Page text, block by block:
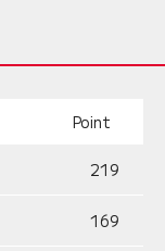
Point
219
169